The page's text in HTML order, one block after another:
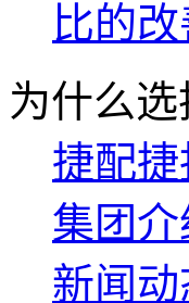
比的
为什么选
捷配捷
集团介
新闻动